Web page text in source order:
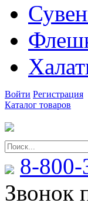
Войти Регистрация
Каталог товаров
8-800-
Звонок